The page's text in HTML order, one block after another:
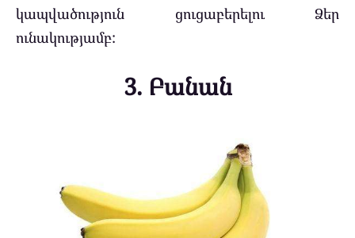
կապվածություն ցուցաբերելու Ձեր
ունակությամբ:
3. Բանան